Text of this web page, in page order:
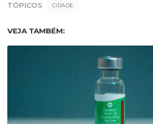
TÓPICOS CIDADE
VEJA TAMBÉM: